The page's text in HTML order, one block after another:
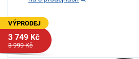
VÝPRODEJ
3 749 Kč
3 999 Kč